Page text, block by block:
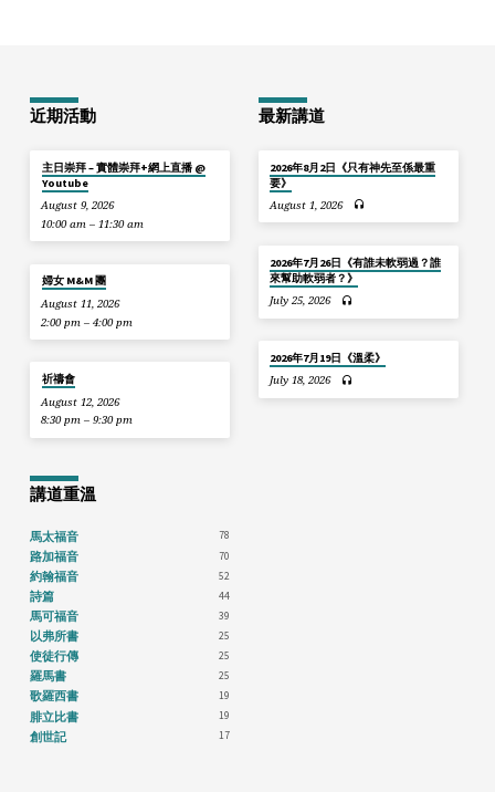
近期活動
主日崇拜 – 實體崇拜+網上直播 @
Youtube
August 9, 2026
10:00 am – 11:30 am
婦女 M&M 團
August 11, 2026
2:00 pm – 4:00 pm
祈禱會
August 12, 2026
8:30 pm – 9:30 pm
最新講道
2026年8月2日《只有神先至係最重
要》
August 1, 2026
2026年7月26日《有誰未軟弱過？誰
來幫助軟弱者？》
July 25, 2026
2026年7月19日《溫柔》
July 18, 2026
講道重溫
馬太福音 78
路加福音 70
約翰福音 52
詩篇 44
馬可福音 39
以弗所書 25
使徒行傳 25
羅馬書 25
歌羅西書 19
腓立比書 19
創世記 17